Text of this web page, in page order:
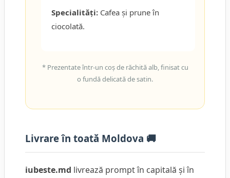
Specialități: Cafea și prune în
ciocolată.
* Prezentate într-un coș de răchită alb, finisat cu
o fundă delicată de satin.
Livrare în toată Moldova 🚚
iubeste.md livrează prompt în capitală și în